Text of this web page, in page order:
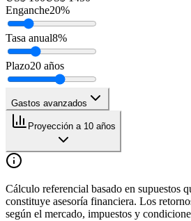
Enganche20%
Tasa anual8%
Plazo20 años
Gastos avanzados
Proyección a 10 años
Cálculo referencial basado en supuestos
constituye asesoría financiera. Los
según el mercado, impuestos y